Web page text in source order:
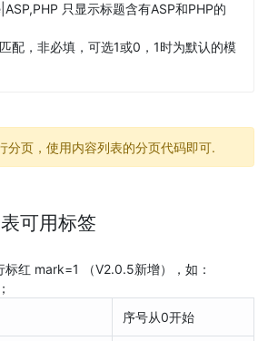
只显示标题含有ASP和PHP的
配，非必填，可选1或0，1时为默认的模
页，使用内容列表的分页代码即可.
可用标签
标红 mark=1 （V2.0.5新增），如：
序号从0开始